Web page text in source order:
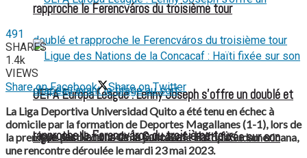
UEFA Europa League : Lenny Joseph s’offre un doublé et
rapproche le Ferencváros du troisième tour
rapproche le Ferencváros du troisième tour
Ligue des Nations de la Concacaf : Haïti fixée sur son
491
SHARES
1.4k
VIEWS
Share on Facebook
Share on Twitter
La Liga Deportiva Universidad Quito a été tenu en échec à
domicile par la formation de Deportes Magallanes (1-1), lors de
la première partie de la 4ème journée de la Copa Sudamericana,
une rencontre déroulée le mardi 23 mai 2023.